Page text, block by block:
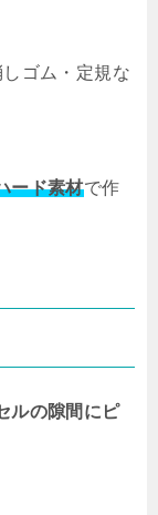
ゴム・定規な
ード素材で作
ルの隙間にピ